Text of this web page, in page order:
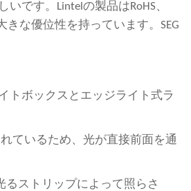
です。Lintelの製品はRoHS、
な優位性を持っています。SEG
トボックスとエッジライト式ラ
ているため、光が直接前面を通
るストリップによって照らさ